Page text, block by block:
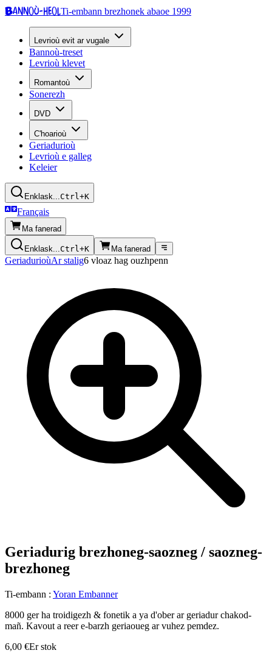
Bannoù-heolTi-embann brezhonek abaoe 1999
Levrioù evit ar vugale
Bannoù-treset
Levrioù klevet
Romantoù
Sonerezh
DVD
C'hoarioù
Geriadurioù
Levrioù e galleg
Keleier
Enklask...Ctrl+K
Français
Ma fanerad
Enklask...Ctrl+K Ma fanerad
GeriadurioùAr stalig6 vloaz hag ouzhpenn
Geriadurig brezhoneg-saozneg / saozneg-
brezhoneg
Ti-embann : Yoran Embanner
8000 ger ha troidigezh & fonetik a ya d'ober ar geriadur chakod-
mañ. Kavout a reer e-barzh geriaoueg ar vuhez pemdez.
6,00 €Er stok